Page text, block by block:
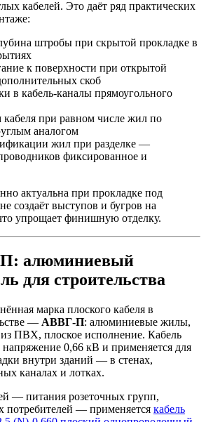
кабелей. Это даёт ряд практических
штробы при скрытой прокладке в
к поверхности при открытой
скоб
в кабель-каналы прямоугольного
при равном числе жил по
аналогом
жил при разделке —
фиксированное и
актуальна при прокладке под
создаёт выступов и бугров на
упрощает финишную отделку.
алюминиевый
для строительства
марка плоского кабеля в
— АВВГ-П: алюминиевые жилы,
ПВХ, плоское исполнение. Кабель
напряжение 0,66 кВ и применяется для
внутри зданий — в стенах,
каналах и лотках.
— питания розеточных групп,
потребителей — применяется кабель